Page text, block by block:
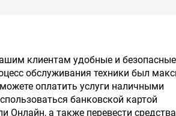
клиентам удобные и
обслуживания техники был
оплатить услуги наличными
банковской картой
Онлайн, а также перевести средства